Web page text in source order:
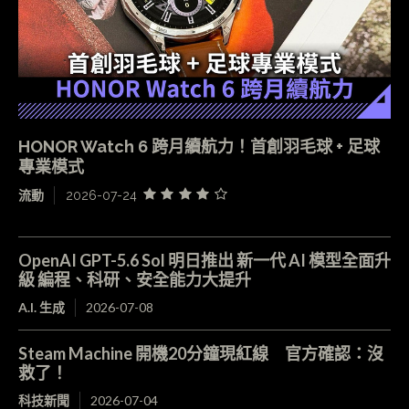
HONOR Watch 6 跨月續航力！首創羽毛球 + 足球
專業模式
流動 2026-07-24
OpenAI GPT-5.6 Sol 明日推出 新一代 AI 模型全面升
級 編程、科研、安全能力大提升
A.I. 生成 2026-07-08
Steam Machine 開機20分鐘現紅線 官方確認：沒
救了！
科技新聞 2026-07-04